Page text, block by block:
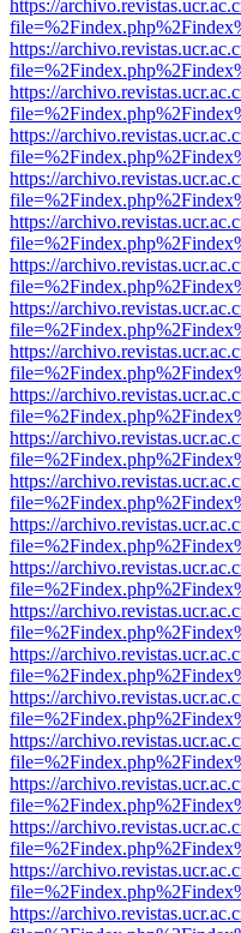
https://
https://
https://
https://
https://
https://
https://
https://
https://
https://
https://
https://
https://
https://
https://
https://
https://
https://
https://
https://
https://
https://